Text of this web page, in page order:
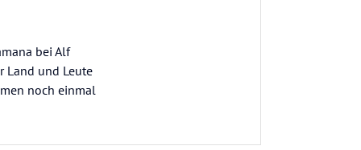
bei Alf
Land und Leute
noch einmal